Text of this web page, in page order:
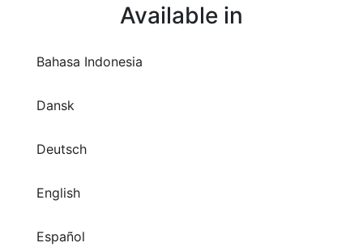
Available in
Bahasa Indonesia
Dansk
Deutsch
English
Español